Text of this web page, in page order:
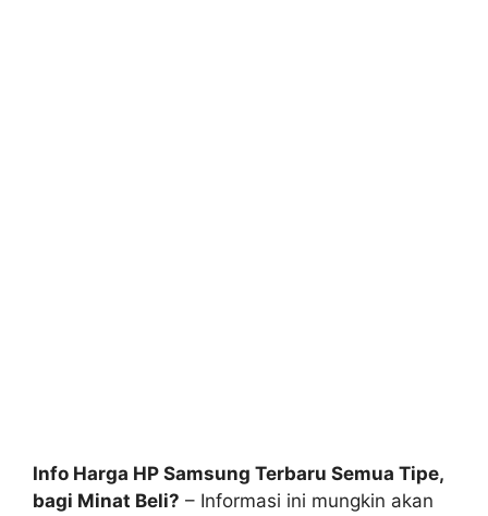
Info Harga HP Samsung Terbaru Semua Tipe,
bagi Minat Beli? – Informasi ini mungkin akan